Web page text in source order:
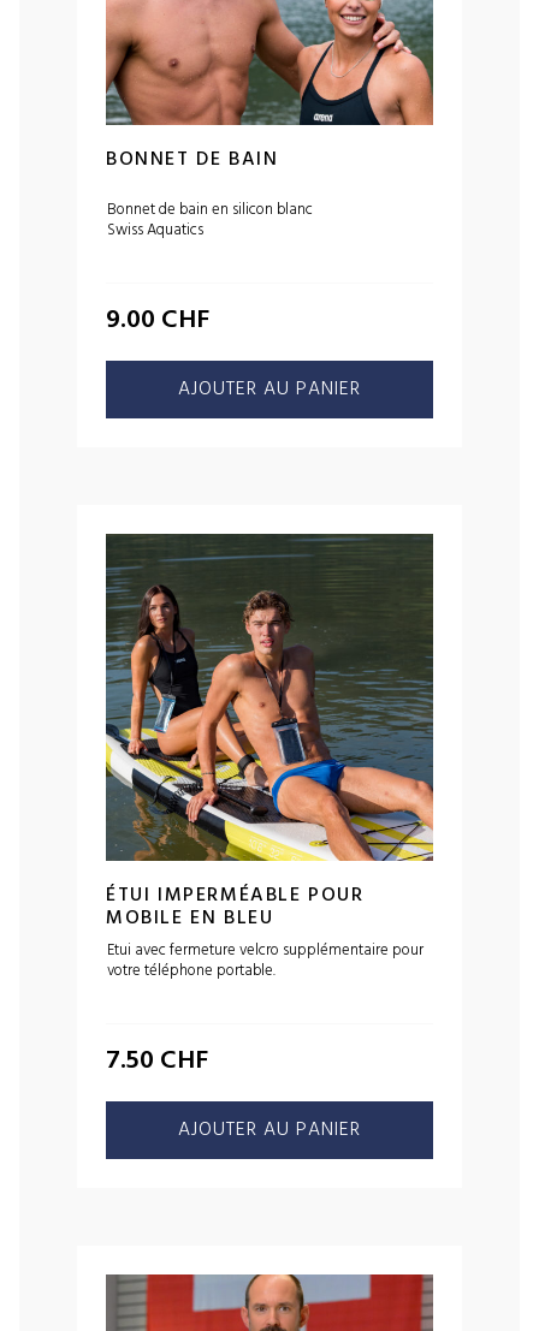
BONNET DE BAIN
Bonnet de bain en silicon blanc
Swiss Aquatics
9.00 CHF
AJOUTER AU PANIER
ÉTUI IMPERMÉABLE POUR
MOBILE EN BLEU
Etui avec fermeture velcro supplémentaire pour
votre téléphone portable.
7.50 CHF
AJOUTER AU PANIER